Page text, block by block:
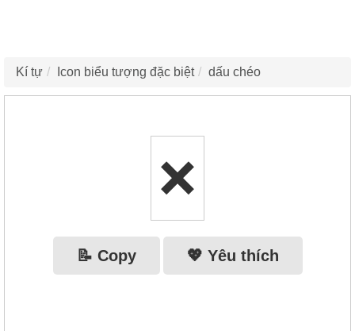
Kí tự Icon biểu tượng đặc biệt dấu chéo
❌
📝 Copy 💖 Yêu thích